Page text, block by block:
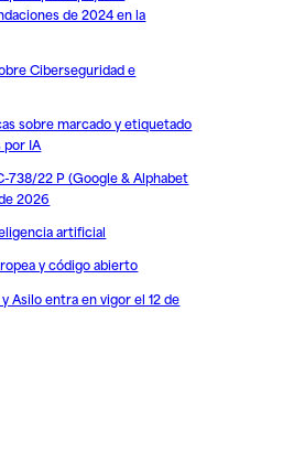
de 2024 en la
Ciberseguridad e
sobre marcado y etiquetado
por IA
738/22 P (Google & Alphabet
2026
artificial
y código abierto
Asilo entra en vigor el 12 de